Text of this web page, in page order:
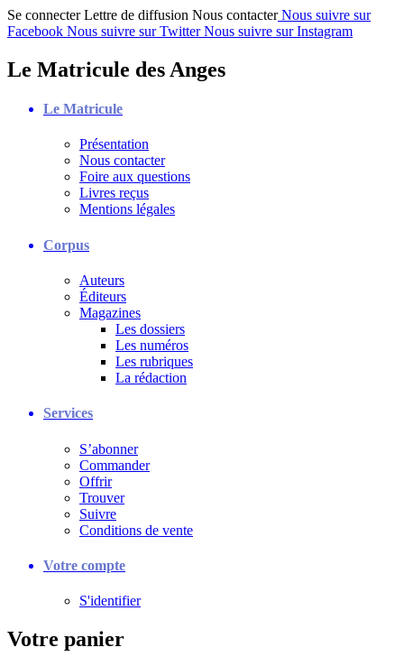
Se connecter Lettre de diffusion Nous contacter Nous suivre sur
Facebook Nous suivre sur Twitter Nous suivre sur Instagram
Le Matricule des Anges
Le Matricule
Présentation
Nous contacter
Foire aux questions
Livres reçus
Mentions légales
Corpus
Auteurs
Éditeurs
Magazines
Les dossiers
Les numéros
Les rubriques
La rédaction
Services
S’abonner
Commander
Offrir
Trouver
Suivre
Conditions de vente
Votre compte
S'identifier
Votre panier